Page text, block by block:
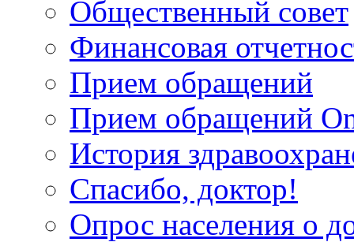
Общественный совет
Финансовая
Прием обращений
Прием обращений
История
Спасибо, доктор!
Опрос населения о